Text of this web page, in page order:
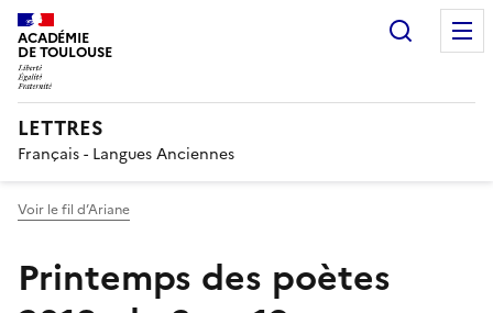
ACADÉMIE
DE TOULOUSE
LETTRES
Français - Langues Anciennes
Voir le fil d’Ariane
Printemps des poètes